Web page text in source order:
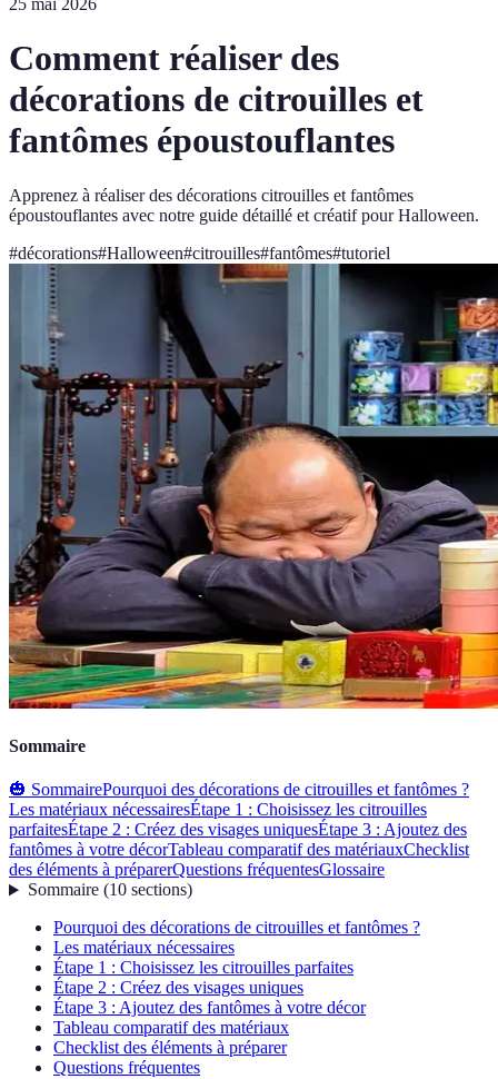
25 mai 2026
Comment réaliser des
décorations de citrouilles et
fantômes époustouflantes
Apprenez à réaliser des décorations citrouilles et fantômes
époustouflantes avec notre guide détaillé et créatif pour Halloween.
#décorations#Halloween#citrouilles#fantômes#tutoriel
Sommaire
🎃 SommairePourquoi des décorations de citrouilles et fantômes ?
Les matériaux nécessairesÉtape 1 : Choisissez les citrouilles
parfaitesÉtape 2 : Créez des visages uniquesÉtape 3 : Ajoutez des
fantômes à votre décorTableau comparatif des matériauxChecklist
des éléments à préparerQuestions fréquentesGlossaire
Sommaire(10 sections)
Pourquoi des décorations de citrouilles et fantômes ?
Les matériaux nécessaires
Étape 1 : Choisissez les citrouilles parfaites
Étape 2 : Créez des visages uniques
Étape 3 : Ajoutez des fantômes à votre décor
Tableau comparatif des matériaux
Checklist des éléments à préparer
Questions fréquentes